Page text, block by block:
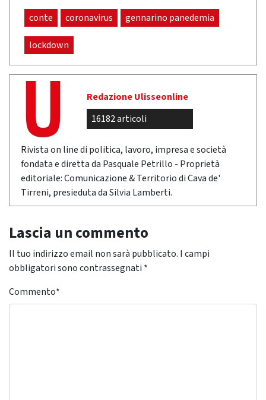
conte coronavirus gennarino panedemia
lockdown
Redazione Ulisseonline
16182 articoli
Rivista on line di politica, lavoro, impresa e società
fondata e diretta da Pasquale Petrillo - Proprietà
editoriale: Comunicazione & Territorio di Cava de'
Tirreni, presieduta da Silvia Lamberti.
Lascia un commento
Il tuo indirizzo email non sarà pubblicato. I campi
obbligatori sono contrassegnati *
Commento*